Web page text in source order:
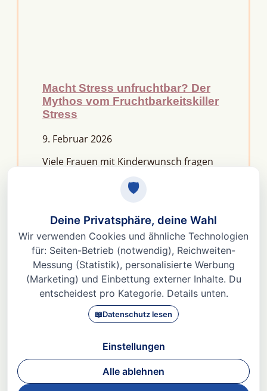
Macht Stress unfruchtbar? Der
Mythos vom Fruchtbarkeitskiller
Stress
9. Februar 2026
Viele Frauen mit Kinderwunsch fragen
kurze Antwort lautet: Nein, aber er kann
Fruchtbarkeit aus dem Gleichgewicht
bringen. Denn Stress
Weiterlesen »